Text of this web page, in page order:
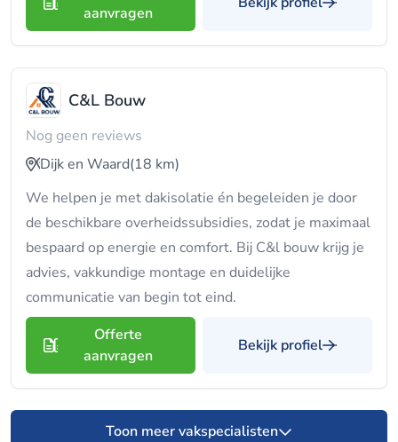
aanvragen
C&L Bouw
Nog geen reviews
Dijk en Waard(18 km)
We helpen je met dakisolatie én begeleiden je door
de beschikbare overheidssubsidies, zodat je maximaal
bespaard op energie en comfort. Bij C&l bouw krijg je
advies, vakkundige montage en duidelijke
communicatie van begin tot eind.
Offerte
aanvragen
Bekijk profiel
Toon meer vakspecialisten